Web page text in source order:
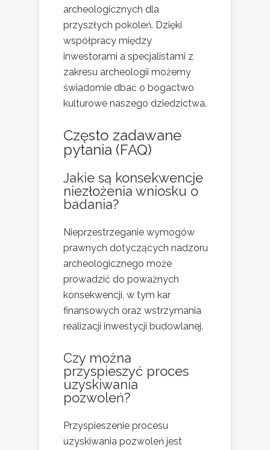
archeologicznych dla
przyszłych pokoleń. Dzięki
współpracy między
inwestorami a specjalistami z
zakresu archeologii możemy
świadomie dbać o bogactwo
kulturowe naszego dziedzictwa.
Często zadawane
pytania (FAQ)
Jakie są konsekwencje
niezłożenia wniosku o
badania?
Nieprzestrzeganie wymogów
prawnych dotyczących nadzoru
archeologicznego może
prowadzić do poważnych
konsekwencji, w tym kar
finansowych oraz wstrzymania
realizacji inwestycji budowlanej.
Czy można
przyspieszyć proces
uzyskiwania
pozwoleń?
Przyspieszenie procesu
uzyskiwania pozwoleń jest